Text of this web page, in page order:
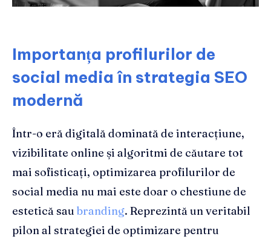
Importanța profilurilor de
social media în strategia SEO
modernă
Într-o eră digitală dominată de interacțiune,
vizibilitate online și algoritmi de căutare tot
mai sofisticați, optimizarea profilurilor de
social media nu mai este doar o chestiune de
estetică sau branding. Reprezintă un veritabil
pilon al strategiei de optimizare pentru